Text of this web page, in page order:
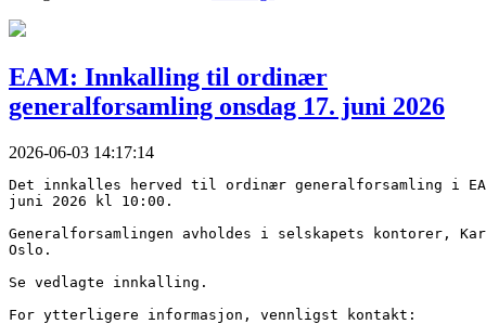
EAM: Innkalling til ordinær
generalforsamling onsdag 17. juni 2026
2026-06-03 14:17:14
Det innkalles herved til ordinær generalforsamling i
juni 2026 kl 10:00.
Generalforsamlingen avholdes i selskapets kontorer,
Oslo.
Se vedlagte innkalling.
For ytterligere informasjon, vennligst kontakt: